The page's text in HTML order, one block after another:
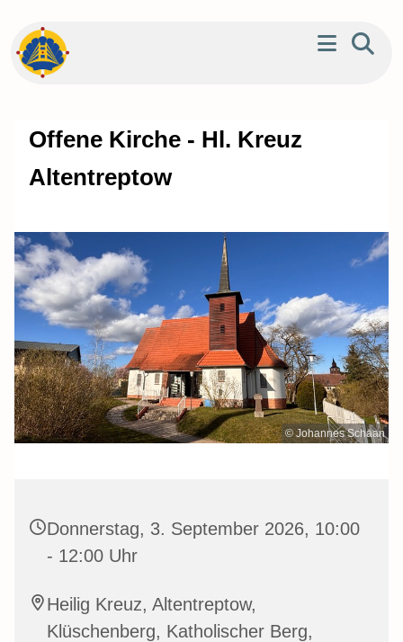
Offene Kirche - Hl. Kreuz
Altentreptow
© Johannes Schaan
Donnerstag, 3. September 2026, 10:00
- 12:00 Uhr
Heilig Kreuz, Altentreptow,
Klüschenberg, Katholischer Berg,